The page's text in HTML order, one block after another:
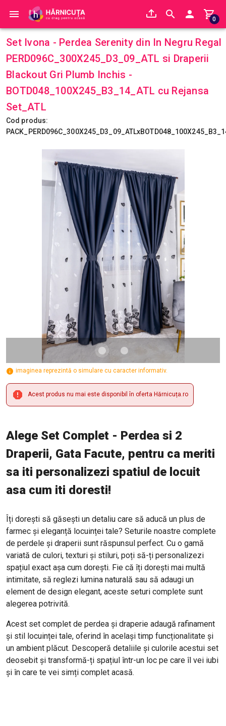
0
Set Ivona - Perdea Serenity din In Negru Regal
PERD096C_300X245_D3_09_ATL si Draperii
Blackout Gri Plumb Inchis -
BOTD048_100X245_B3_14_ATL cu Rejansa
Set_ATL
Cod produs:
imaginea reprezintă o simulare cu caracter informativ.
Acest produs nu mai este disponibil în oferta Hărnicuța.ro
Alege Set Complet - Perdea si 2
Draperii, Gata Facute, pentru ca meriti
sa iti personalizezi spatiul de locuit
asa cum iti doresti!
Îți dorești să găsești un detaliu care să aducă un plus de
farmec și eleganță locuinței tale? Seturile noastre complete
de perdele și draperii sunt răspunsul perfect. Cu o gamă
variată de culori, texturi și stiluri, poți să-ți personalizezi
spațiul exact așa cum dorești. Fie că îți dorești mai multă
intimitate, să reglezi lumina naturală sau să adaugi un
element de design elegant, aceste seturi complete sunt
alegerea potrivită.
Acest set complet de perdea și draperie adaugă rafinament
și stil locuinței tale, oferind în același timp funcționalitate și
un ambient plăcut. Descoperă detaliile și culorile acestui set
deosebit și transformă-ți spațiul într-un loc pe care îl vei iubi
și în care te vei simți complet acasă.